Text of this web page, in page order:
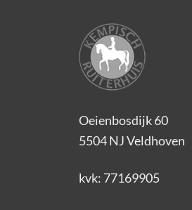
Oeienbosdijk 60
5504 NJ Veldhoven
kvk: 77169905